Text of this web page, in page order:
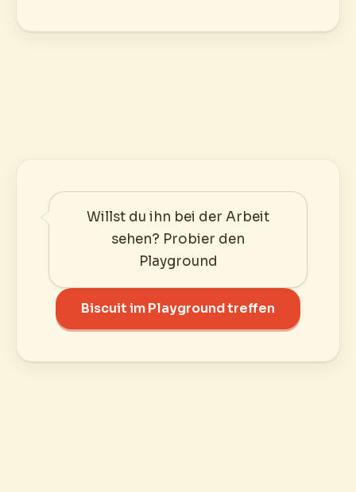
Willst du ihn bei der Arbeit
sehen? Probier den
Playground
Biscuit im Playground treffen